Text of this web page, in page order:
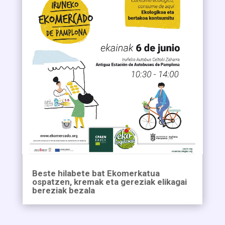
Beste hilabete bat Ekomerkatua
ospatzen, kremak eta gereziak elikagai
bereziak bezala